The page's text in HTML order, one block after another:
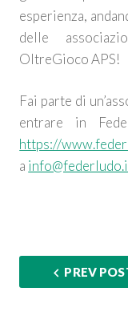
esperienza,
delle
OltreGioco APS!
Fai parte di
entrare in
https://
a
PREV